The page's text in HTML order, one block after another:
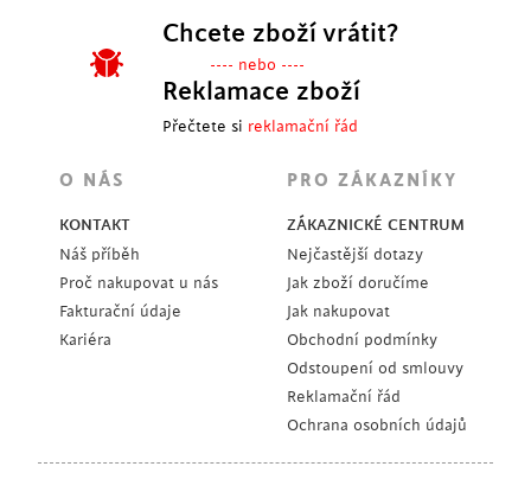
Chcete zboží vrátit?
---- nebo ----
Reklamace zboží
Přečtete si reklamační řád
O NÁS
KONTAKT
Náš příběh
Proč nakupovat u nás
Fakturační údaje
Kariéra
PRO ZÁKAZNÍKY
ZÁKAZNICKÉ CENTRUM
Nejčastější dotazy
Jak zboží doručíme
Jak nakupovat
Obchodní podmínky
Odstoupení od smlouvy
Reklamační řád
Ochrana osobních údajů